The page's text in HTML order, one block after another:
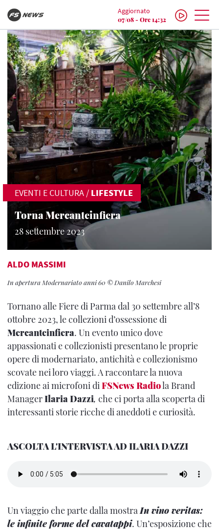
Aggiornato
07/08 - Ore 14:32
EVENTI E CULTURA / LIFESTYLE
Torna Mercanteinfiera
28 settembre 2023
ALDO MASSIMI
In apertura Modernariato anni 60 © Danilo Marchesi
Tornano alle Fiere di Parma dal 30 settembre all’8
ottobre 2023, le collezioni d’ossessione di
Mercanteinfiera. Un evento unico dove
appassionati e collezionisti presentano le proprie
opere di modernariato, antichità e collezionismo
scovate nei loro viaggi. A raccontare la nuova
edizione ai microfoni diFSNews Radiola Brand
ManagerIlaria Dazzi, che ci porta alla scoperta di
interessanti storie ricche di aneddoti e curiosità.
ASCOLTA L'INTERVISTA AD ILARIA DAZZI
Un viaggio che parte dalla mostraIn vino veritas:
le infinite forme del cavatappi. Un’esposizione che